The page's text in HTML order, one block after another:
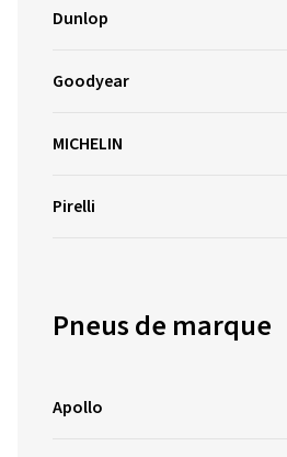
Dunlop
Goodyear
MICHELIN
Pirelli
Pneus de marque
Apollo